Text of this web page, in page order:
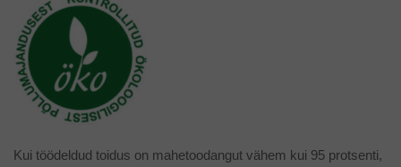
Kui töödeldud toidus on mahetoodangut vähem kui 95 protsenti,